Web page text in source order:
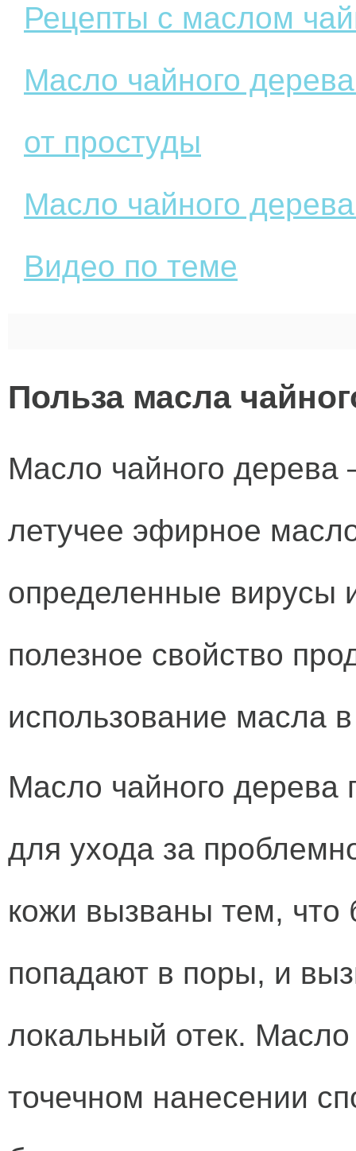
Рецепты с маслом
Масло чайного
от простуды
Масло чайного
Видео по теме
Польза масла
Масло чайного дерева
летучее эфирное
определенные вирусы
полезное свойство
использование масла
Масло чайного дерева
для ухода за
кожи вызваны тем, что
попадают в поры, и
локальный отек.
точечном нанесении